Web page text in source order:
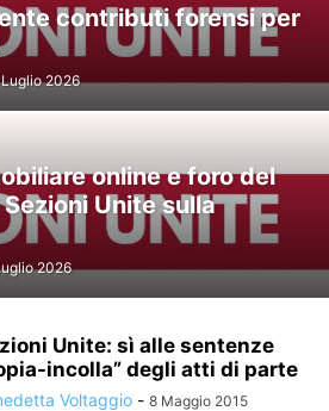
contributi forensi per
2026
online e foro del
Unite sulla
2026
Unite: sì alle sentenze
incolla” degli atti di parte
Voltaggio - 8 Maggio 2015